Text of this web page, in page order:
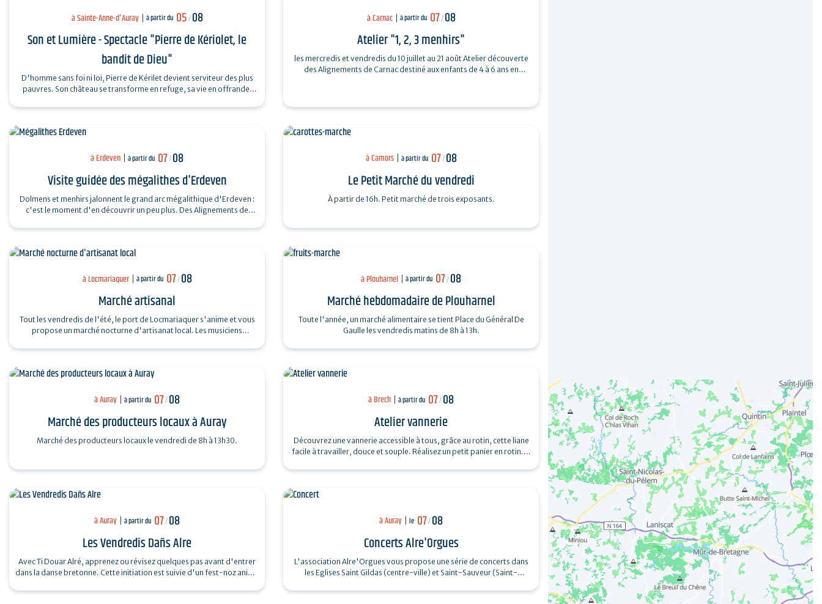
à Sainte-Anne-d'Auray à partir du 05/ 08
Son et Lumière - Spectacle "Pierre de Kériolet, le
bandit de Dieu"
D'homme sans foi ni loi, Pierre de Kérilet devient serviteur des plus
pauvres. Son château se transforme en refuge, sa vie en offrande.
à Carnac à partir du 07/ 08
Atelier "1, 2, 3 menhirs"
les mercredis et vendredis du 10 juillet au 21 août Atelier découverte
des Alignements de Carnac destiné aux enfants de 4 à 6 ans en
à Erdeven à partir du 07/08
Visite guidée des mégalithes d'Erdeven
Dolmens et menhirs jalonnent le grand arc mégalithique d'Erdeven :
c'est le moment d'en découvrir un peu plus. Des Alignements de
à Camors à partir du 07/ 08
Le Petit Marché du vendredi
À partir de 16h. Petit marché de trois exposants.
à Locmariaquer à partir du 07/ 08
Marché artisanal
Tout les vendredis de l'été, le port de Locmariaquer s'anime et vous
propose un marché nocturne d'artisanat local. Les musiciens
à Plouharnel à partir du 07/08
Marché hebdomadaire de Plouharnel
Toute l'année, un marché alimentaire se tient Place du Général De
Gaulle les vendredis matins de 8h à 13h.
à Auray à partir du 07/08
Marché des producteurs locaux à Auray
Marché des producteurs locaux le vendredi de 8h à 13h30.
à Brech à partir du 07/08
Atelier vannerie
Découvrez une vannerie accessible à tous, grâce au rotin, cette liane
facile à travailler, douce et souple. Réalisez un petit panier en rotin.…
à Auray à partir du 07/08
Les Vendredis Dañs Alre
Avec Ti Douar Alré, apprenez ou révisez quelques pas avant d'entrer
dans la danse bretonne. Cette initiation est suivie d'un fest-noz animé
à Auray le 07/08
Concerts Alre'Orgues
L'association Alre'Orgues vous propose une série de concerts dans
les Eglises Saint Gildas (centre-ville) et Saint-Sauveur (Saint-